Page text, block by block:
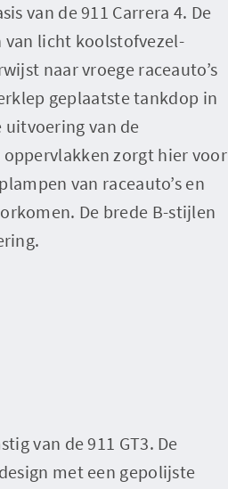
van de 911 Carrera 4. De
van licht koolstofvezel-
naar vroege raceauto’s
geplaatste tankdop in
uitvoering van de
zorgt hier voor
van raceauto’s en
De brede B-stijlen
van de 911 GT3. De
met een gepolijste